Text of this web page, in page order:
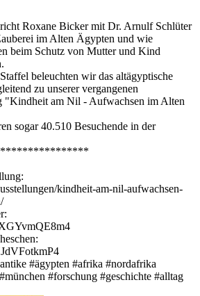
Roxane Bicker mit Dr. Arnulf Schlüter
im Alten Ägypten und wie
beim Schutz von Mutter und Kind
beleuchten wir das altägyptische
zu unserer vergangenen
"Kindheit am Nil - Aufwachsen im Alten
sogar 40.510 Besuchende in der
kindheit-am-nil-aufwachsen-
#ägypten #afrika #nordafrika
#forschung #geschichte #alltag